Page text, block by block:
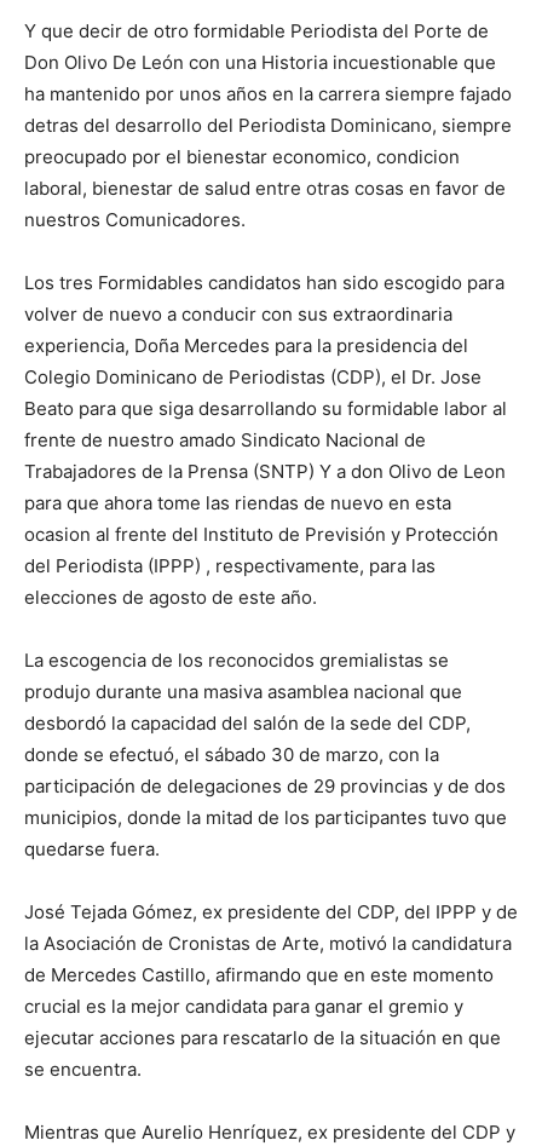
Y que decir de otro formidable Periodista del Porte de
Don Olivo De León con una Historia incuestionable que
ha mantenido por unos años en la carrera siempre fajado
detras del desarrollo del Periodista Dominicano, siempre
preocupado por el bienestar economico, condicion
laboral, bienestar de salud entre otras cosas en favor de
nuestros Comunicadores.
Los tres Formidables candidatos han sido escogido para
volver de nuevo a conducir con sus extraordinaria
experiencia, Doña Mercedes para la presidencia del
Colegio Dominicano de Periodistas (CDP), el Dr. Jose
Beato para que siga desarrollando su formidable labor al
frente de nuestro amado Sindicato Nacional de
Trabajadores de la Prensa (SNTP) Y a don Olivo de Leon
para que ahora tome las riendas de nuevo en esta
ocasion al frente del Instituto de Previsión y Protección
del Periodista (IPPP) , respectivamente, para las
elecciones de agosto de este año.
La escogencia de los reconocidos gremialistas se
produjo durante una masiva asamblea nacional que
desbordó la capacidad del salón de la sede del CDP,
donde se efectuó, el sábado 30 de marzo, con la
participación de delegaciones de 29 provincias y de dos
municipios, donde la mitad de los participantes tuvo que
quedarse fuera.
José Tejada Gómez, ex presidente del CDP, del IPPP y de
la Asociación de Cronistas de Arte, motivó la candidatura
de Mercedes Castillo, afirmando que en este momento
crucial es la mejor candidata para ganar el gremio y
ejecutar acciones para rescatarlo de la situación en que
se encuentra.
Mientras que Aurelio Henríquez, ex presidente del CDP y